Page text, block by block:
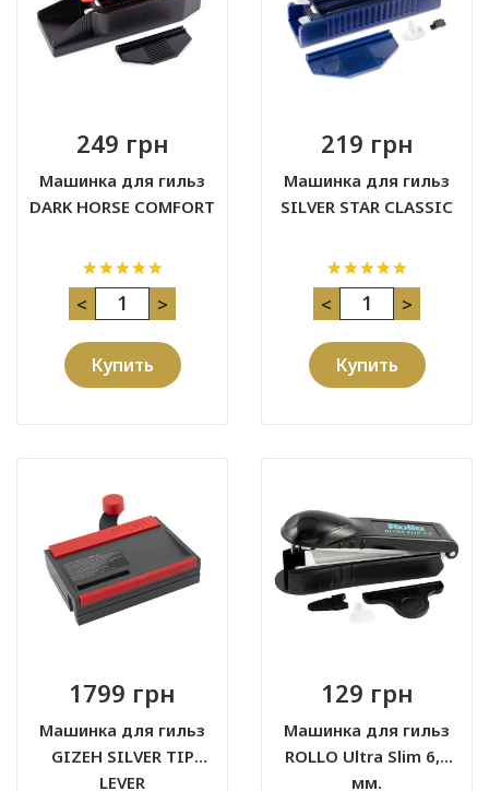
249 грн
Машинка для гильз
DARK HORSE COMFORT
< >
Купить
219 грн
Машинка для гильз
SILVER STAR CLASSIC
< >
Купить
1799 грн
Машинка для гильз
GIZEH SILVER TIP
LEVER
129 грн
Машинка для гильз
ROLLO Ultra Slim 6,5
мм.